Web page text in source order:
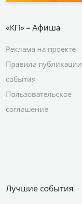
«КП» – Афиша
Реклама на проекте
Правила публикации
события
Пользовательское
соглашение
Лучшие события